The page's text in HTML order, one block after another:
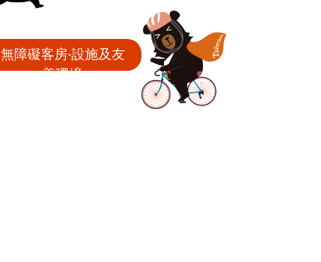
無障礙客房‧設施及友
善環境